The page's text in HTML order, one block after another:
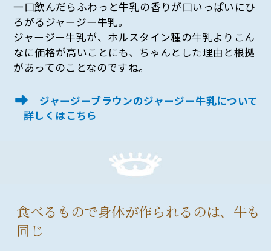
一口飲んだらふわっと牛乳の香りが口いっぱいにひ
ろがるジャージー牛乳。
ジャージー牛乳が、ホルスタイン種の牛乳よりこん
なに価格が高いことにも、ちゃんとした理由と根拠
があってのことなのですね。
ジャージーブラウンのジャージー牛乳について
詳しくはこちら
食べるもので身体が作られるのは、牛も
同じ